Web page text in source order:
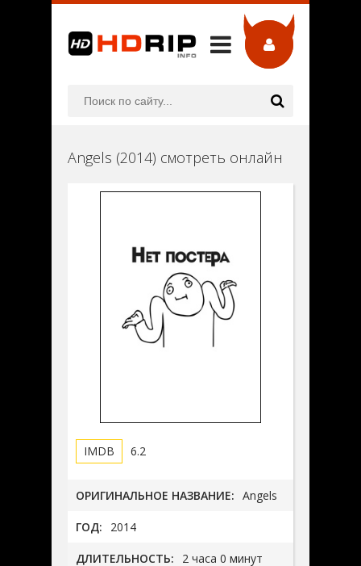
Angels (2014) смотреть онлайн
6.2
ОРИГИНАЛЬНОЕ НАЗВАНИЕ: Angels
ГОД: 2014
ДЛИТЕЛЬНОСТЬ: 2 часа 0 минут